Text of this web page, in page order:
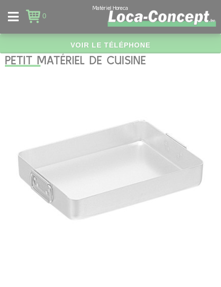
0
Matériel Horeca
VOIR LE TÉLÉPHONE
PETIT MATÉRIEL DE CUISINE
Panneau de gestion des cookies